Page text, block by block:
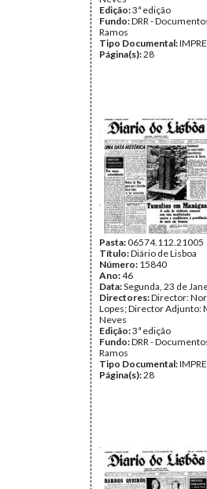
Edição:3ª edição
Fundo:DRR -
Ramos
Tipo Documental:
Página(s):28
Pasta:06574.112.21005
Título:Diário de Lisboa
Número: 15840
Ano:46
Data:Segunda, 23 de
Directores:Director:
Lopes; Director Adjunto:
Neves
Edição:3ª edição
Fundo:DRR -
Ramos
Tipo Documental:
Página(s):28